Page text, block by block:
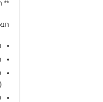
**